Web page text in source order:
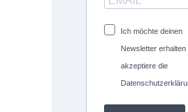
Ich möchte deinen
Newsletter erhalten
akzeptiere die